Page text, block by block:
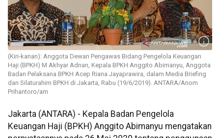
(Kiri-kanan): Anggota Dewan Pengawas Bidang Pengelola Keuangan
Haji (BPKH) M Akhyar Adnan, Kepala BPKH Anggito Abimanyu, Anggota
Badan Pelaksana BPKH Acep Riana Jayaprawira, dalam Media Briefing
dan Silaturahim BPKH di Jakarta, Rabu (19/6/2019). ANTARA/Anom
Prihantoro/am
Jakarta (ANTARA) - Kepala Badan Pengelola
Keuangan Haji (BPKH) Anggito Abimanyu mengatakan